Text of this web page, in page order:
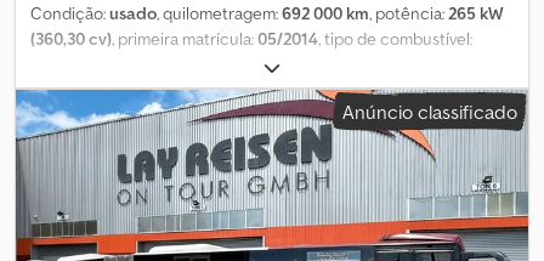
Condição:usado, quilometragem:692 000 km, potência:265 kW
(360,30 cv), primeira matrícula:05/2014, tipo de combustível:
, tipo de engrenagem:
classe de emissão:Euro 6, cor:branco, travões:retardador,
Equipamento:ABS, aquecedor estacionário, ar condicionado,
Mercedes-Benz Citaro C2 GÜ Dcodpfxjy Tr Rnj Aanok * Motor
Mercedes-Benz 265 kW Euro 6 * Caixa automática ZF Ecolife *
ABS, ASR * Retardador * Ar-condicionado * Aquecimento
estacionário * 53+1 bancos * 79 lugares em pé * 3 assentos
rebatíveis adicionais * Portas externas duplas largas de
Anúncio classificado